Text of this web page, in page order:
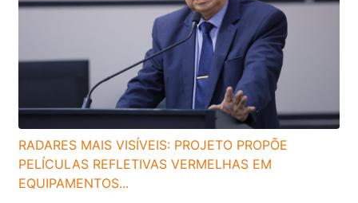
RADARES MAIS VISÍVEIS: PROJETO PROPÕE
PELÍCULAS REFLETIVAS VERMELHAS EM
EQUIPAMENTOS...